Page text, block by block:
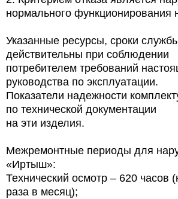
нормального функционирования
Указанные ресурсы, сроки
действительны при соблюдении
потребителем требований
руководства по эксплуатации.
Показатели надежности
по технической документации
на эти изделия.
Межремонтные периоды для
«Иртыш»:
Технический осмотр – 620 часов
раза в месяц);